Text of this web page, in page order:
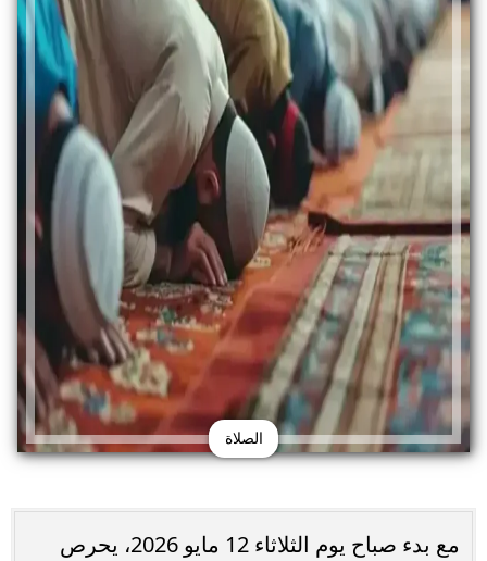
الصلاة
مع بدء صباح يوم الثلاثاء 12 مايو 2026، يحرص